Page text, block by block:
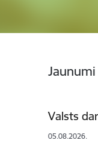
Jaunumi
Valsts
05.08.2026.